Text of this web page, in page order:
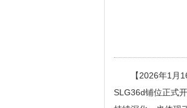
【2026年1月
SLG36d铺位正式